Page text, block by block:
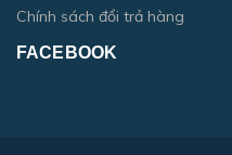
Chính sách đổi trả hàng
FACEBOOK